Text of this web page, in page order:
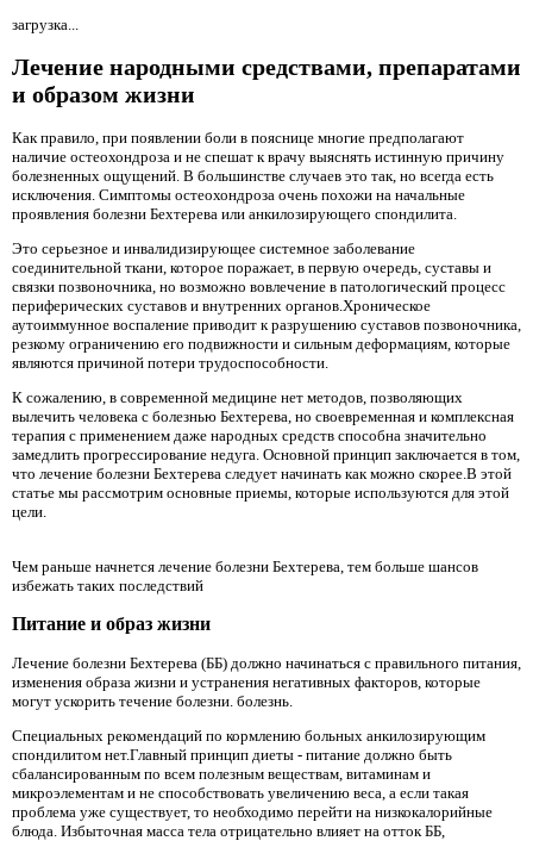
загрузка...
Лечение народными средствами, препаратами
и образом жизни
Как правило, при появлении боли в пояснице многие предполагают
наличие остеохондроза и не спешат к врачу выяснять истинную причину
болезненных ощущений. В большинстве случаев это так, но всегда есть
исключения. Симптомы остеохондроза очень похожи на начальные
проявления болезни Бехтерева или анкилозирующего спондилита.
Это серьезное и инвалидизирующее системное заболевание
соединительной ткани, которое поражает, в первую очередь, суставы и
связки позвоночника, но возможно вовлечение в патологический процесс
периферических суставов и внутренних органов.Хроническое
аутоиммунное воспаление приводит к разрушению суставов позвоночника,
резкому ограничению его подвижности и сильным деформациям, которые
являются причиной потери трудоспособности.
К сожалению, в современной медицине нет методов, позволяющих
вылечить человека с болезнью Бехтерева, но своевременная и комплексная
терапия с применением даже народных средств способна значительно
замедлить прогрессирование недуга. Основной принцип заключается в том,
что лечение болезни Бехтерева следует начинать как можно скорее.В этой
статье мы рассмотрим основные приемы, которые используются для этой
цели.
Чем раньше начнется лечение болезни Бехтерева, тем больше шансов
избежать таких последствий
Питание и образ жизни
Лечение болезни Бехтерева (ББ) должно начинаться с правильного питания,
изменения образа жизни и устранения негативных факторов, которые
могут ускорить течение болезни. болезнь.
Специальных рекомендаций по кормлению больных анкилозирующим
спондилитом нет.Главный принцип диеты - питание должно быть
сбалансированным по всем полезным веществам, витаминам и
микроэлементам и не способствовать увеличению веса, а если такая
проблема уже существует, то необходимо перейти на низкокалорийные
блюда. Избыточная масса тела отрицательно влияет на отток ББ,